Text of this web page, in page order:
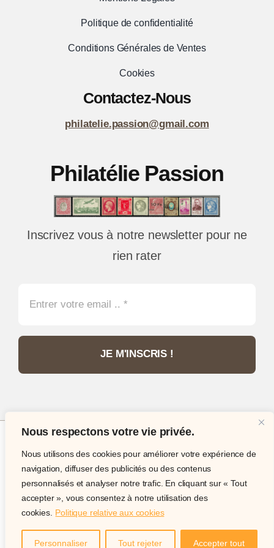
Nous respectons votre vie privée.
Nous utilisons des cookies pour améliorer votre expérience de
navigation, diffuser des publicités ou des contenus
personnalisés et analyser notre trafic. En cliquant sur « Tout
accepter », vous consentez à notre utilisation des
cookies. Politique relative aux cookies
Personnaliser Tout rejeter Accepter tout
Politique de confidentialité
Conditions Générales de Ventes
Cookies
Contactez-Nous
philatelie.passion@gmail.com
Philatélie Passion
Inscrivez vous à notre newsletter pour ne
rien rater
JE M'INSCRIS !
© Copyright 2012 - 2026 •Philatélie Passion•
Tous droits réservés • Site internet réalisé par
Site internet sécurisé acceptant les paiement par carte,